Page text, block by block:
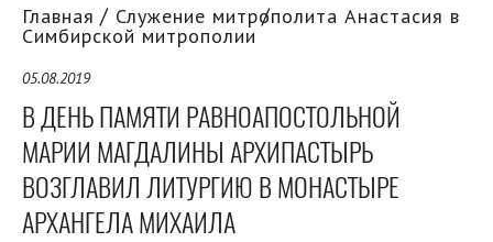
Главная Служение митрополита Анастасия в
Симбирской митрополии
05.08.2019
В ДЕНЬ ПАМЯТИ РАВНОАПОСТОЛЬНОЙ
МАРИИ МАГДАЛИНЫ АРХИПАСТЫРЬ
ВОЗГЛАВИЛ ЛИТУРГИЮ В МОНАСТЫРЕ
АРХАНГЕЛА МИХАИЛА